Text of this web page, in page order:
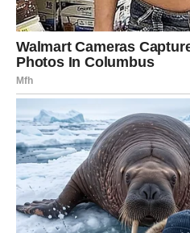
Dom i porodica –
Lepa vest u krugu porodice
raspoloženje. Rak se konačno
Posao –
Jedna briga vezana za novac
rešava. Rak više ne oseća